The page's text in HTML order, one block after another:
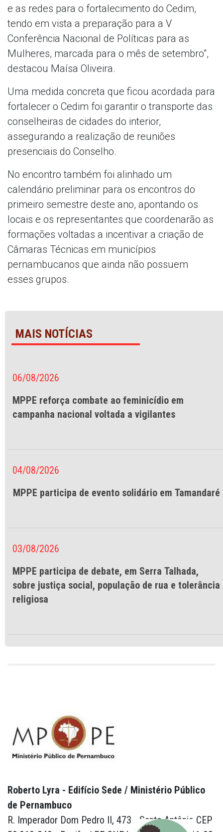
e as redes para o fortalecimento do Cedim,
tendo em vista a preparação para a V
Conferência Nacional de Políticas para as
Mulheres, marcada para o mês de setembro”,
destacou Maísa Oliveira.
Uma medida concreta que ficou acordada para
fortalecer o Cedim foi garantir o transporte das
conselheiras de cidades do interior,
assegurando a realização de reuniões
presenciais do Conselho.
No encontro também foi alinhado um
calendário preliminar para os encontros do
primeiro semestre deste ano, apontando os
locais e os representantes que coordenarão as
formações voltadas a incentivar a criação de
Câmaras Técnicas em municípios
pernambucanos que ainda não possuem
esses grupos.
MAIS NOTÍCIAS
06/08/2026
MPPE reforça combate ao feminicídio em
campanha nacional voltada a vigilantes
04/08/2026
MPPE participa de evento solidário em Tamandaré
03/08/2026
MPPE participa de debate, em Serra Talhada,
sobre justiça social, população de rua e tolerância
religiosa
Roberto Lyra - Edifício Sede / Ministério Público
de Pernambuco
R. Imperador Dom Pedro II, 473 - Santo Antônio CEP